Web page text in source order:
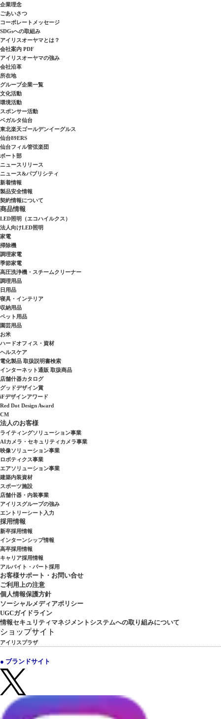
企業理念
ごあいさつ
コーポレートメッセージ
SDGsへの取組み
アイリスオーヤマとは？
会社案内 PDF
アイリスオーヤマの強み
会社沿革
所在地
グループ企業一覧
文化活動
環境活動
スポンサー活動
ベガルタ仙台
東北楽天ゴールデンイーグルス
仙台89ERS
仙台フィル管弦楽団
ボート部
ニュースリリース
ニュース&パブリシティ
新着情報
製品安全情報
契約情報について
商品情報
LED照明（エコハイルクス）
法人向けLED照明
家電
掃除機
調理家電
季節家電
高圧洗浄機・スチームクリーナー
調理用品
日用品
寝具・インテリア
収納用品
ペット用品
園芸用品
お米
ハードオフィス・資材
ヘルスケア
電化製品 取扱説明書検索
インターネット通販 取扱商品
店舗什器カタログ
グッドデザイン賞
iFデザインアワード
Red Dot Design Award
CM
法人のお客様
ライティングソリューション事業
AIカメラ・セキュリティカメラ事業
映像ソリューション事業
ロボティクス事業
エアソリューション事業
建築内装資材
スポーツ施設
店舗什器・内装事業
アイリスグループの強み
エントリーシート入力
採用情報
新卒採用情報
インターンシップ情報
高卒採用情報
キャリア採用情報
アルバイト・パート採用
お客様サポート・お問い合せ
ご利用上の注意
個人情報保護方針
ソーシャルメディアポリシー
UGCガイドライン
情報セキュリティマネジメントシステムへの取り組みについて
ショップサイト
アイリスプラザ
● ブランドサイト